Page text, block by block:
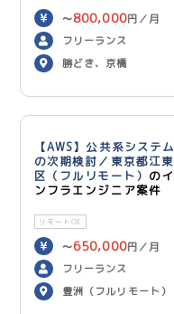
〜800,000円／月
フリーランス
勝どき、京橋
【AWS】公共系システム
の次期検討／東京都江東
区（フルリモート） のイ
ンフラエンジニア案件
リモートOK
〜650,000円／月
フリーランス
豊洲（フルリモート）